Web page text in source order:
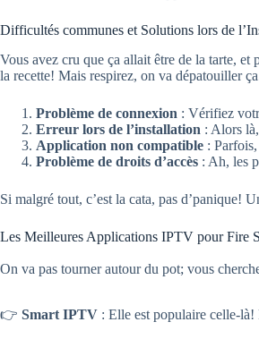
Difficultés communes et Solutions lors de
Vous avez cru que ça allait être de la tarte,
la recette! Mais respirez, on va dépatouiller
Problème de connexion : Vérifiez
Erreur lors de l’installation : Alors
Application non compatible :
Problème de droits d’accès : Ah, les
Si malgré tout, c’est la cata, pas d’panique!
Les Meilleures Applications IPTV pour Fire
On va pas tourner autour du pot; vous
👉 Smart IPTV : Elle est populaire celle-là!